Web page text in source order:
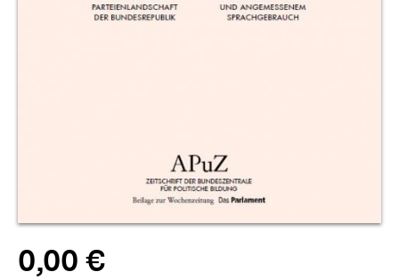
Allgemeine
Informationen
Produktpreis:
0,00 €0zuzüglich